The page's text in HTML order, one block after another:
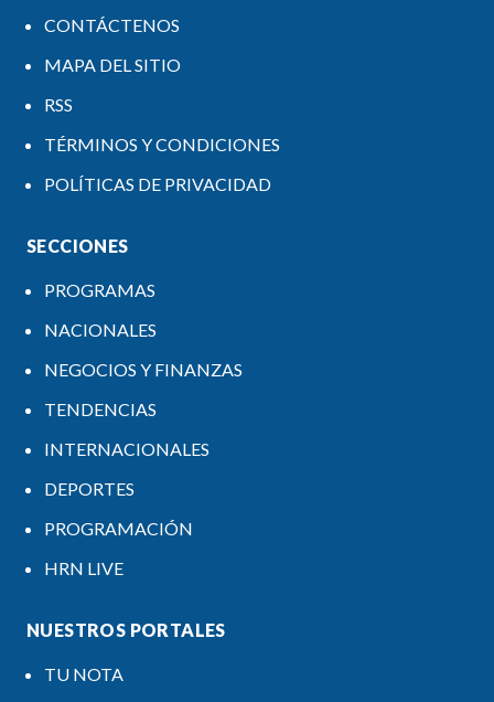
CONTÁCTENOS
MAPA DEL SITIO
RSS
TÉRMINOS Y CONDICIONES
POLÍTICAS DE PRIVACIDAD
SECCIONES
PROGRAMAS
NACIONALES
NEGOCIOS Y FINANZAS
TENDENCIAS
INTERNACIONALES
DEPORTES
PROGRAMACIÓN
HRN LIVE
NUESTROS PORTALES
TU NOTA